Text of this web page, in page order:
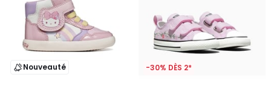
Nouveauté -30% DÈS 2*